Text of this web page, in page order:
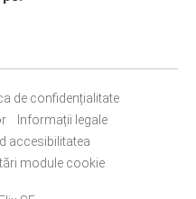
de confidențialitate
Informații legale
accesibilitatea
module cookie